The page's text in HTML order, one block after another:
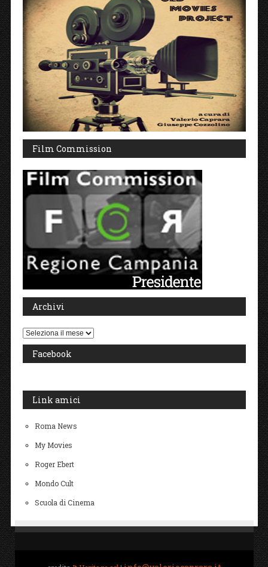
Film Commission
Archivi
Archivi
Facebook
Link amici
Roma News
My Movies
Roger Ebert
Mondo Cult
Scuola di Cinema